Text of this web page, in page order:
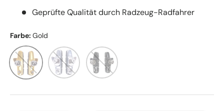
Geprüfte Qualität durch Radzeug-Radfahrer
Farbe: Gold
Gold Silber Schwarz